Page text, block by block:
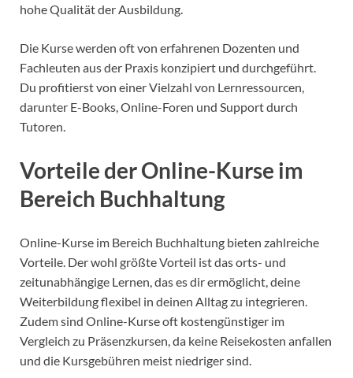
hohe Qualität der Ausbildung.
Die Kurse werden oft von erfahrenen Dozenten und
Fachleuten aus der Praxis konzipiert und durchgeführt.
Du profitierst von einer Vielzahl von Lernressourcen,
darunter E-Books, Online-Foren und Support durch
Tutoren.
Vorteile der Online-Kurse im
Bereich Buchhaltung
Online-Kurse im Bereich Buchhaltung bieten zahlreiche
Vorteile. Der wohl größte Vorteil ist das orts- und
zeitunabhängige Lernen, das es dir ermöglicht, deine
Weiterbildung flexibel in deinen Alltag zu integrieren.
Zudem sind Online-Kurse oft kostengünstiger im
Vergleich zu Präsenzkursen, da keine Reisekosten anfallen
und die Kursgebühren meist niedriger sind.